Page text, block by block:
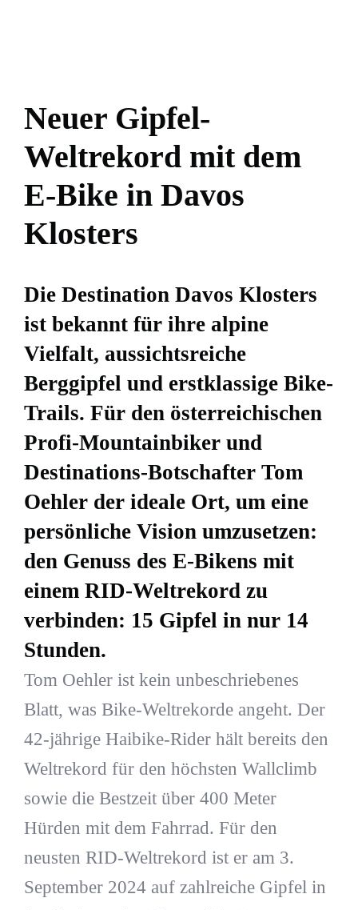
Neuer Gipfel-
Weltrekord mit dem
E-Bike in Davos
Klosters
Die Destination Davos Klosters
ist bekannt für ihre alpine
Vielfalt, aussichtsreiche
Berggipfel und erstklassige Bike-
Trails. Für den österreichischen
Profi-Mountainbiker und
Destinations-Botschafter Tom
Oehler der ideale Ort, um eine
persönliche Vision umzusetzen:
den Genuss des E-Bikens mit
einem RID-Weltrekord zu
verbinden: 15 Gipfel in nur 14
Stunden.
Tom Oehler ist kein unbeschriebenes
Blatt, was Bike-Weltrekorde angeht. Der
42-jährige Haibike-Rider hält bereits den
Weltrekord für den höchsten Wallclimb
sowie die Bestzeit über 400 Meter
Hürden mit dem Fahrrad. Für den
neusten RID-Weltrekord ist er am 3.
September 2024 auf zahlreiche Gipfel in